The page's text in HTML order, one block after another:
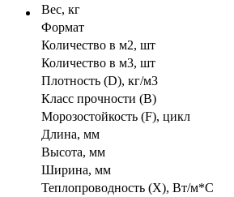
Вес, кг
Формат
Количество в м2, шт
Количество в м3, шт
Плотность (D), кг/м3
Класс прочности (B)
Морозостойкость (F), цикл
Длина, мм
Высота, мм
Ширина, мм
Теплопроводность (X), Вт/м*С